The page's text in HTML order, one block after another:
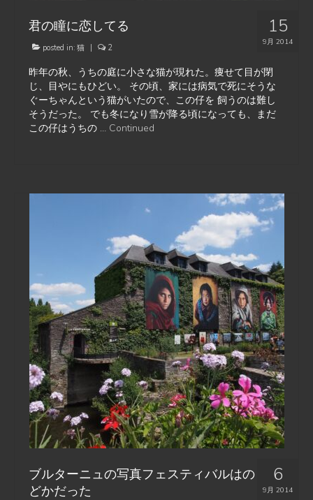
15
9月 2014
君の瞳に恋してる
posted in: 猫 2
昨年の秋、うちの庭に小さな猫が現れた。痩せて目が閉
じ、目やにもひどい。 その頃、家には病気で死にそうな
ぐーちゃんという猫がいたので、この仔を 飼うのは難し
そうだった。 でも冬になり雪が降る頃になっても、まだ
この仔はうちの … Continued
6
9月 2014
ブルターニュの写真フェスティバルはの
どかだった